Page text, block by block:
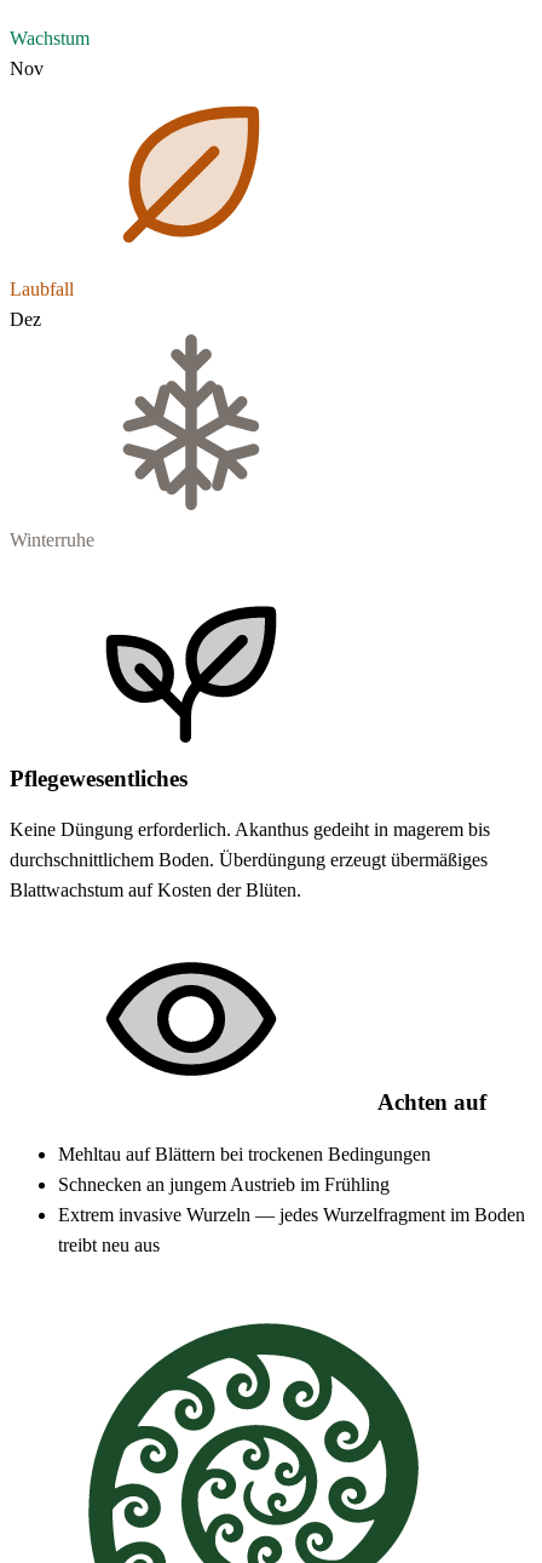
Wachstum
Nov
Laubfall
Dez
Winterruhe
Pflegewesentliches
Keine Düngung erforderlich. Akanthus gedeiht in magerem bis
durchschnittlichem Boden. Überdüngung erzeugt übermäßiges
Blattwachstum auf Kosten der Blüten.
Achten auf
Mehltau auf Blättern bei trockenen Bedingungen
Schnecken an jungem Austrieb im Frühling
Extrem invasive Wurzeln — jedes Wurzelfragment im Boden
treibt neu aus